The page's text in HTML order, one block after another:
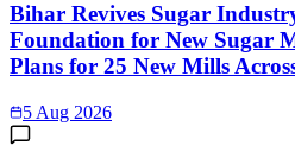
Bihar Revives Sugar
Foundation for New Sugar
Plans for 25 New Mills
5 Aug 2026